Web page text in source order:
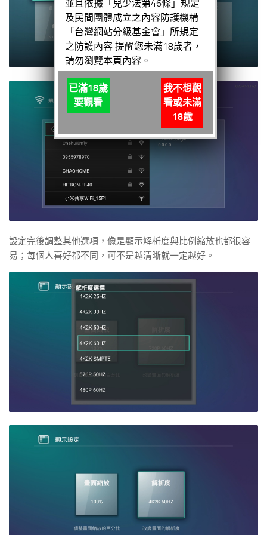
設定完後調整其他選項，像是顯示解析度與比例縮放也都很容
易；每個人喜好都不同，可不是越清晰就一定越好。
並且依據「兒少法第46條」規定
及民間團體成立之內容防護機構
「台灣網站分級基金會」所規定
之防護內容 提醒您未滿18歲者，
請勿瀏覽本頁內容。
已滿18歲
要觀看
我不想觀
看或未滿
18歲